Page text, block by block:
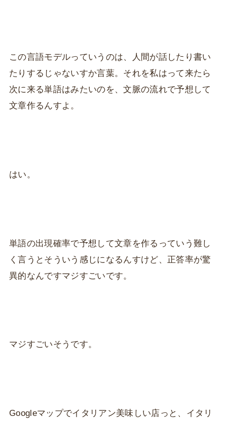
この言語モデルっていうのは、人間が話したり書い
たりするじゃないすか言葉。それを私はって来たら
次に来る単語はみたいのを、文脈の流れで予想して
文章作るんすよ。
はい。
単語の出現確率で予想して文章を作るっていう難し
く言うとそういう感じになるんすけど、正答率が驚
異的なんですマジすごいです。
マジすごいそうです。
Googleマップでイタリアン美味しい店っと、イタリ